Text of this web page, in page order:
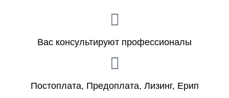
Вас консультируют профессионалы
Постоплата, Предоплата, Лизинг, Ерип